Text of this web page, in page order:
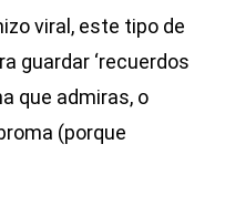
viral, este tipo de
guardar ‘recuerdos
que admiras, o
(porque